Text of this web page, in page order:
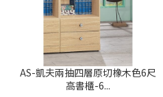
AS-凱夫兩抽四層原切橡木色6尺
高書櫃-6...